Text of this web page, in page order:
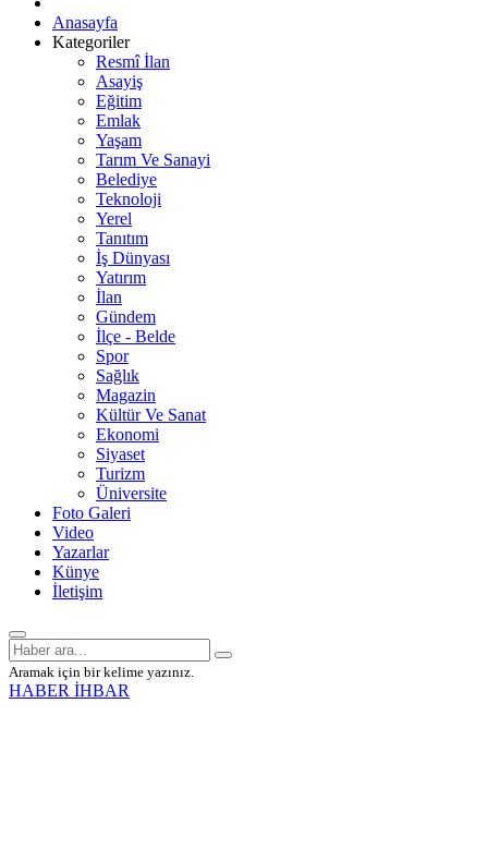
Anasayfa
Kategoriler
Resmî İlan
Asayiş
Eğitim
Emlak
Yaşam
Tarım Ve Sanayi
Belediye
Teknoloji
Yerel
Tanıtım
İş Dünyası
Yatırım
İlan
Gündem
İlçe - Belde
Spor
Sağlık
Magazin
Kültür Ve Sanat
Ekonomi
Siyaset
Turizm
Üniversite
Foto Galeri
Video
Yazarlar
Künye
İletişim
Aramak için bir kelime yazınız.
HABER İHBAR